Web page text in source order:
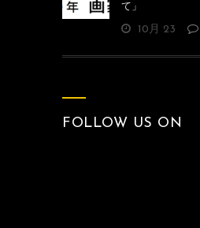
て」
10月 23
FOLLOW US ON